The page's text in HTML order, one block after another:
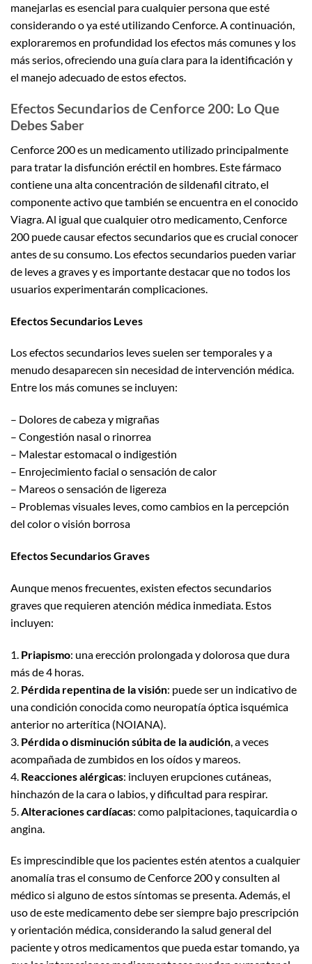
manejarlas es esencial para cualquier persona que esté
considerando o ya esté utilizando Cenforce. A continuación,
exploraremos en profundidad los efectos más comunes y los
más serios, ofreciendo una guía clara para la identificación y
el manejo adecuado de estos efectos.
Efectos Secundarios de Cenforce 200: Lo Que
Debes Saber
Cenforce 200 es un medicamento utilizado principalmente
para tratar la disfunción eréctil en hombres. Este fármaco
contiene una alta concentración de sildenafil citrato, el
componente activo que también se encuentra en el conocido
Viagra. Al igual que cualquier otro medicamento, Cenforce
200 puede causar efectos secundarios que es crucial conocer
antes de su consumo. Los efectos secundarios pueden variar
de leves a graves y es importante destacar que no todos los
usuarios experimentarán complicaciones.
Efectos Secundarios Leves
Los efectos secundarios leves suelen ser temporales y a
menudo desaparecen sin necesidad de intervención médica.
Entre los más comunes se incluyen:
– Dolores de cabeza y migrañas
– Congestión nasal o rinorrea
– Malestar estomacal o indigestión
– Enrojecimiento facial o sensación de calor
– Mareos o sensación de ligereza
– Problemas visuales leves, como cambios en la percepción
del color o visión borrosa
Efectos Secundarios Graves
Aunque menos frecuentes, existen efectos secundarios
graves que requieren atención médica inmediata. Estos
incluyen:
1. Priapismo: una erección prolongada y dolorosa que dura
más de 4 horas.
2. Pérdida repentina de la visión: puede ser un indicativo de
una condición conocida como neuropatía óptica isquémica
anterior no arterítica (NOIANA).
3. Pérdida o disminución súbita de la audición , a veces
acompañada de zumbidos en los oídos y mareos.
4. Reacciones alérgicas: incluyen erupciones cutáneas,
hinchazón de la cara o labios, y dificultad para respirar.
5. Alteraciones cardíacas: como palpitaciones, taquicardia o
angina.
Es imprescindible que los pacientes estén atentos a cualquier
anomalía tras el consumo de Cenforce 200 y consulten al
médico si alguno de estos síntomas se presenta. Además, el
uso de este medicamento debe ser siempre bajo prescripción
y orientación médica, considerando la salud general del
paciente y otros medicamentos que pueda estar tomando, ya